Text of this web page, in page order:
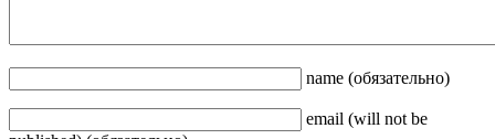
name (обязательно)
email (will not be